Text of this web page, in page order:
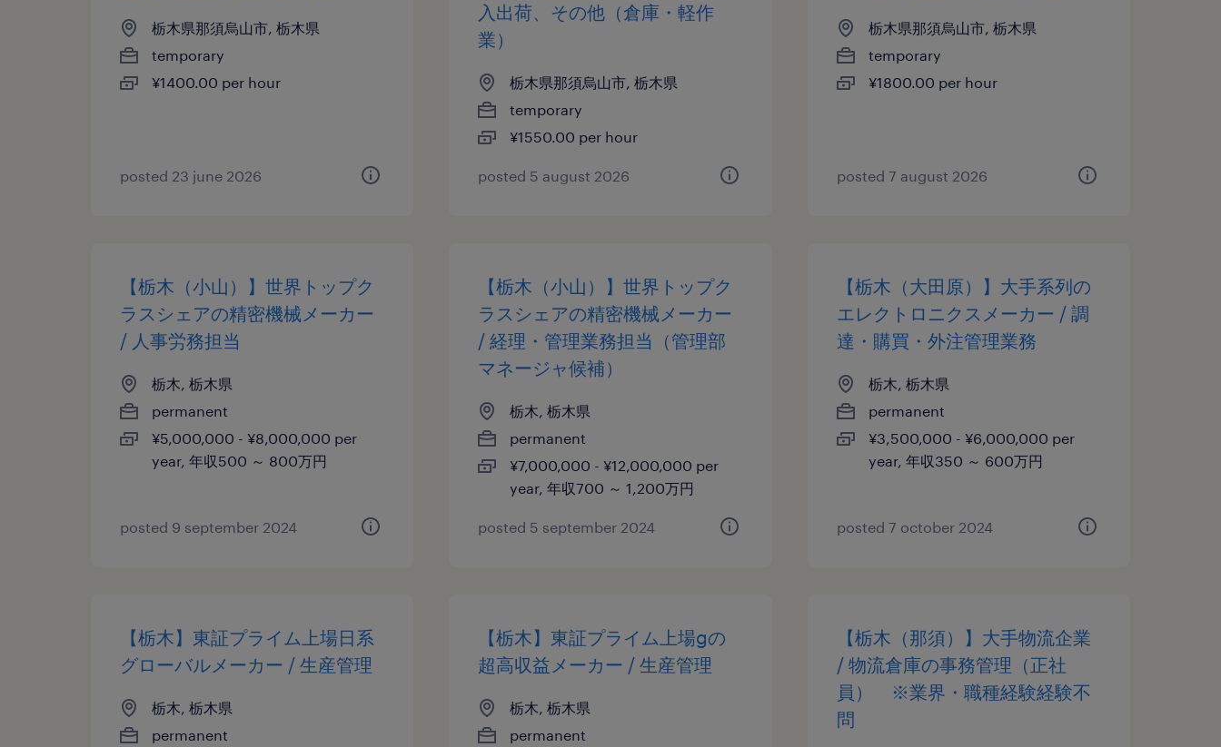
栃木県那須烏山市, 栃木県
temporary
¥1400.00 per hour
posted 23 june 2026
入出荷、その他（倉庫・軽作
業）
栃木県那須烏山市, 栃木県
temporary
¥1550.00 per hour
posted 5 august 2026
栃木県那須烏山市, 栃木県
temporary
¥1800.00 per hour
posted 7 august 2026
【栃木（小山）】世界トップク
ラスシェアの精密機械メーカー
/ 人事労務担当
栃木, 栃木県
permanent
¥5,000,000 - ¥8,000,000 per
year, 年収500 ～ 800万円
posted 9 september 2024
【栃木（小山）】世界トップク
ラスシェアの精密機械メーカー
/ 経理・管理業務担当（管理部
マネージャ候補）
栃木, 栃木県
permanent
¥7,000,000 - ¥12,000,000 per
year, 年収700 ～ 1,200万円
posted 5 september 2024
【栃木（大田原）】大手系列の
エレクトロニクスメーカー / 調
達・購買・外注管理業務
栃木, 栃木県
permanent
¥3,500,000 - ¥6,000,000 per
year, 年収350 ～ 600万円
posted 7 october 2024
【栃木】東証プライム上場日系
グローバルメーカー / 生産管理
栃木, 栃木県
permanent
【栃木】東証プライム上場gの
超高収益メーカー / 生産管理
栃木, 栃木県
permanent
【栃木（那須）】大手物流企業
/ 物流倉庫の事務管理（正社
員） ※業界・職種経験経験不
問